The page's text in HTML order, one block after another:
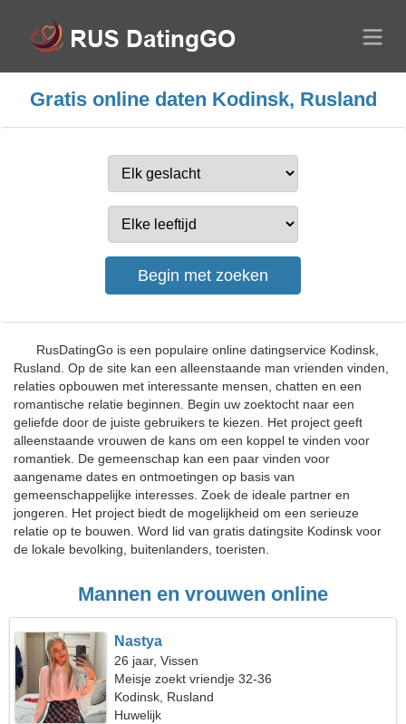
Gratis online daten Kodinsk, Rusland
RusDatingGo is een populaire online datingservice Kodinsk,
Rusland. Op de site kan een alleenstaande man vrienden vinden,
relaties opbouwen met interessante mensen, chatten en een
romantische relatie beginnen. Begin uw zoektocht naar een
geliefde door de juiste gebruikers te kiezen. Het project geeft
alleenstaande vrouwen de kans om een koppel te vinden voor
romantiek. De gemeenschap kan een paar vinden voor
aangename dates en ontmoetingen op basis van
gemeenschappelijke interesses. Zoek de ideale partner en
jongeren. Het project biedt de mogelijkheid om een serieuze
relatie op te bouwen. Word lid van gratis datingsite Kodinsk voor
de lokale bevolking, buitenlanders, toeristen.
Mannen en vrouwen online
Nastya
26 jaar, Vissen
Meisje zoekt vriendje 32-36
Kodinsk, Rusland
Huwelijk